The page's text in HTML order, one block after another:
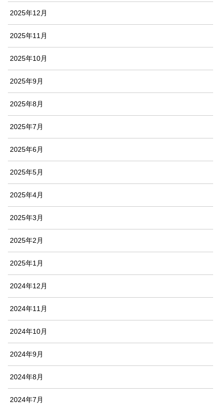
2025年12月
2025年11月
2025年10月
2025年9月
2025年8月
2025年7月
2025年6月
2025年5月
2025年4月
2025年3月
2025年2月
2025年1月
2024年12月
2024年11月
2024年10月
2024年9月
2024年8月
2024年7月